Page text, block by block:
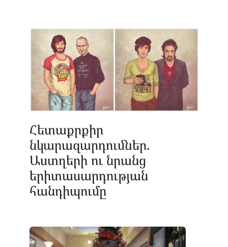
Հետաքրքիր
նկարազարդումներ.
Աստղերի ու նրանց
երիտասարդության
հանդիպումը